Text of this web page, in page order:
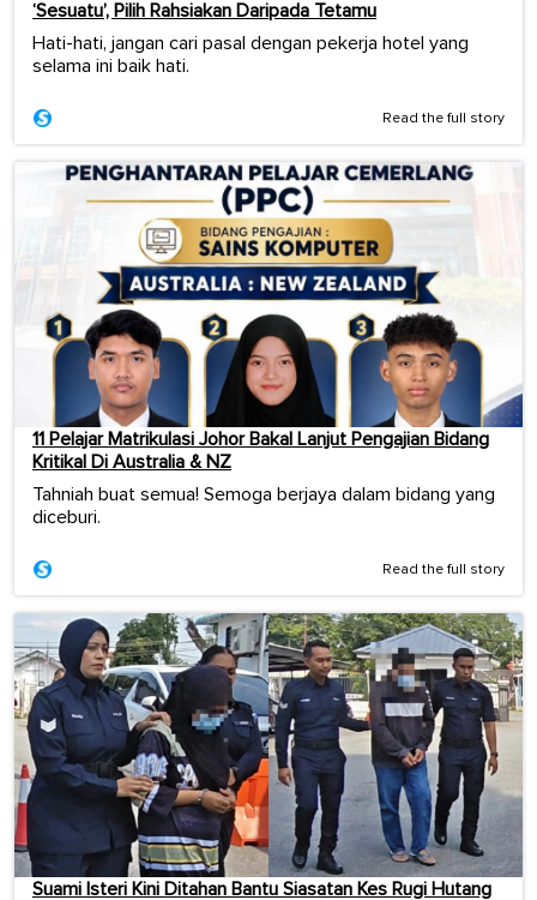
‘Sesuatu’, Pilih Rahsiakan Daripada Tetamu
Hati-hati, jangan cari pasal dengan pekerja hotel yang
selama ini baik hati.
Read the full story
11 Pelajar Matrikulasi Johor Bakal Lanjut Pengajian Bidang
Kritikal Di Australia & NZ
Tahniah buat semua! Semoga berjaya dalam bidang yang
diceburi.
Read the full story
Suami Isteri Kini Ditahan Bantu Siasatan Kes Rugi Hutang